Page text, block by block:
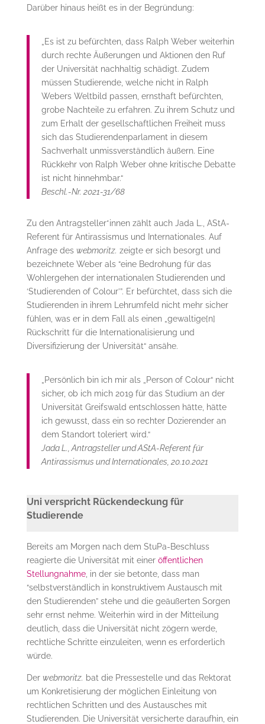
Darüber hinaus heißt es in der Begründung:
„Es ist zu befürchten, dass Ralph Weber weiterhin
durch rechte Äußerungen und Aktionen den Ruf
der Universität nachhaltig schädigt. Zudem
müssen Studierende, welche nicht in Ralph
Webers Weltbild passen, ernsthaft befürchten,
grobe Nachteile zu erfahren. Zu ihrem Schutz und
zum Erhalt der gesellschaftlichen Freiheit muss
sich das Studierendenparlament in diesem
Sachverhalt unmissverständlich äußern. Eine
Rückkehr von Ralph Weber ohne kritische Debatte
ist nicht hinnehmbar.“
Beschl.-Nr. 2021-31/68
Zu den Antragsteller*innen zählt auch Jada L., AStA-
Referent für Antirassismus und Internationales. Auf
Anfrage des webmoritz. zeigte er sich besorgt und
bezeichnete Weber als “eine Bedrohung für das
Wohlergehen der internationalen Studierenden und
‘Studierenden of Colour’”. Er befürchtet, dass sich die
Studierenden in ihrem Lehrumfeld nicht mehr sicher
fühlen, was er in dem Fall als einen „gewaltige[n]
Rückschritt für die Internationalisierung und
Diversifizierung der Universität“ ansähe.
„Persönlich bin ich mir als „Person of Colour“ nicht
sicher, ob ich mich 2019 für das Studium an der
Universität Greifswald entschlossen hätte, hätte
ich gewusst, dass ein so rechter Dozierender an
dem Standort toleriert wird.“
Jada L., Antragsteller und AStA-Referent für
Antirassismus und Internationales, 20.10.2021
Uni verspricht Rückendeckung für
Studierende
Bereits am Morgen nach dem StuPa-Beschluss
reagierte die Universität mit einer öffentlichen
Stellungnahme, in der sie betonte, dass man
“selbstverständlich in konstruktivem Austausch mit
den Studierenden” stehe und die geäußerten Sorgen
sehr ernst nehme. Weiterhin wird in der Mitteilung
deutlich, dass die Universität nicht zögern werde,
rechtliche Schritte einzuleiten, wenn es erforderlich
würde.
Der webmoritz. bat die Pressestelle und das Rektorat
um Konkretisierung der möglichen Einleitung von
rechtlichen Schritten und des Austausches mit
Studierenden. Die Universität versicherte daraufhin, ein